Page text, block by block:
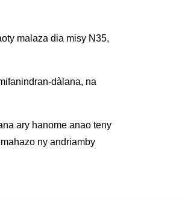
malaza dia misy N35,
dàlana, na
ary hanome anao teny
ny andriamby